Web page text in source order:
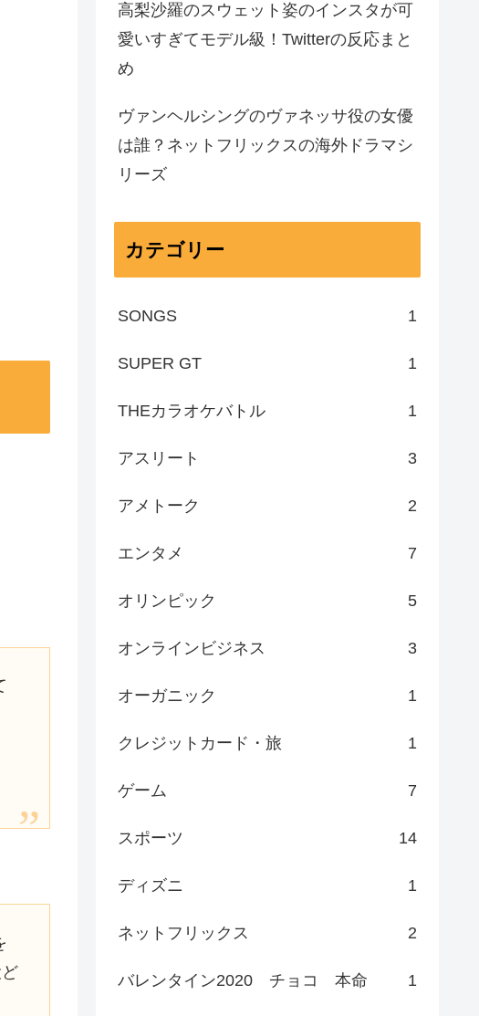
高梨沙羅のスウェット姿のインスタが可
愛いすぎてモデル級！Twitterの反応まと
め
ヴァンヘルシングのヴァネッサ役の女優
は誰？ネットフリックスの海外ドラマシ
リーズ
カテゴリー
SONGS 1
SUPER GT 1
THEカラオケバトル 1
アスリート 3
アメトーク 2
エンタメ 7
オリンピック 5
オンラインビジネス 3
オーガニック 1
クレジットカード・旅 1
ゲーム 7
スポーツ 14
ディズニ 1
ネットフリックス 2
バレンタイン2020 チョコ 本命 1